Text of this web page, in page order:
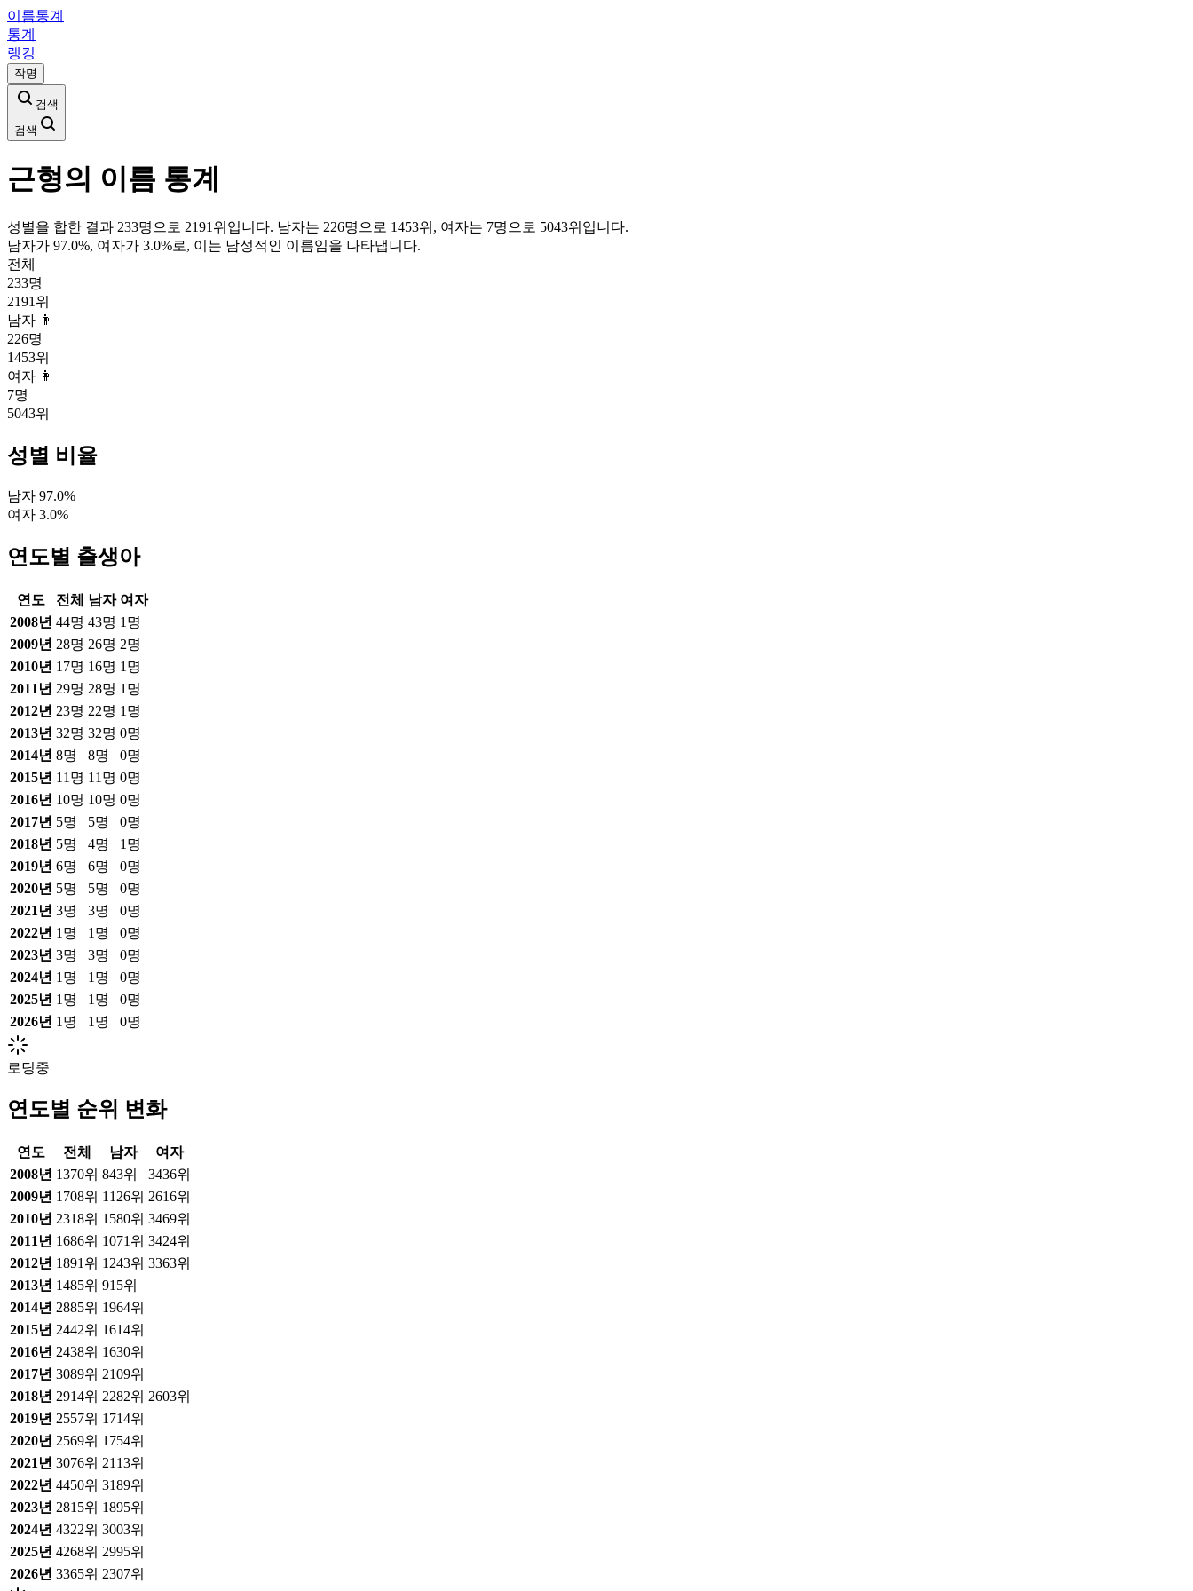
이름통계
통계
랭킹
작명
검색
검색
근형의 이름 통계
성별을 합한 결과 233명으로 2191위입니다. 남자는 226명으로 1453위, 여자는 7명으로 5043위입니다.
남자가 97.0%, 여자가 3.0%로, 이는 남성적인 이름임을 나타냅니다.
전체
233명
2191 위
남자 👨
226명
1453위
여자 👩
7명
5043위
성별 비율
남자 97.0%
여자 3.0%
연도별 출생아
연도 전체 남자 여자
2008년 44명 43명 1 명
2009년 28명 26명 2명
2010년 17명 16명 1 명
2011 년 29명 28명 1 명
2012년 23명 22명 1 명
2013년 32명 32명 0명
2014년 8명 8명 0명
2015년 11 명 11 명 0명
2016년 10명 10명 0명
2017년 5명 5명 0명
2018년 5명 4명 1 명
2019년 6명 6명 0명
2020년 5명 5명 0명
2021 년 3명 3명 0명
2022년 1 명 1 명 0명
2023년 3명 3명 0명
2024년 1 명 1 명 0명
2025년 1 명 1 명 0명
2026년 1 명 1 명 0명
로딩중
연도별 순위 변화
연도 전체 남자
여자
2008년 1370위 843위
3436위
2009년 1708위 1126위 2616위
2010년 2318위 1580위 3469위
2011 년 1686위 1071위 3424위
2012년 1891위 1243위 3363위
2013년 1485위 915위
2014년 2885위 1964위
2015년 2442위 1614위
2016년 2438위 1630위
2017년 3089위 2109위
2018년 2914위 2282위 2603위
2019년 2557위 1714위
2020년 2569위 1754위
2021 년 3076위 2113위
2022년 4450위 3189위
2023년 2815위 1895위
2024년 4322위 3003위
2025년 4268위 2995위
2026년 3365위 2307위